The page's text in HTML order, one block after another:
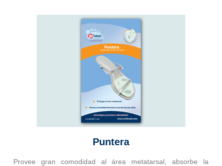
Puntera
Provee gran comodidad al área metatarsal, absorbe la